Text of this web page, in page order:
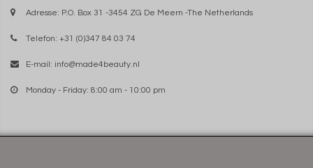
Adresse: P.O. Box 31 -3454 ZG De Meern -The Netherlands
Telefon: +31 (0)347 84 03 74
E-mail: info@made4beauty.nl
Monday - Friday: 8:00 am - 10:00 pm